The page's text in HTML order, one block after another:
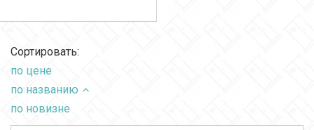
Сортировать:
по цене
по названию
по новизне